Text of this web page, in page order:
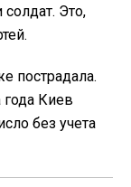
Это,
пострадала.
года Киев
без учета